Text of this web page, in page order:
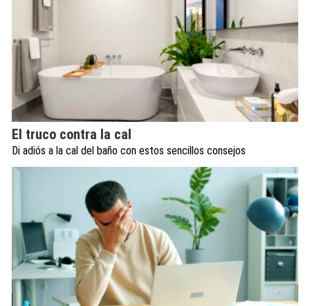
El truco contra la cal
Di adiós a la cal del baño con estos sencillos consejos